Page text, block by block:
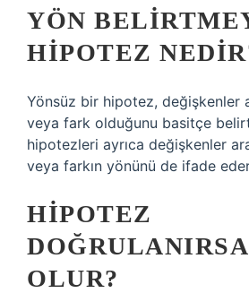
YÖN
HIPOTEZ
Yönsüz bir hipotez, değişkenler
veya fark olduğunu basitçe
hipotezleri ayrıca değişkenler
veya farkın yönünü de ifade
HIPOTEZ
OLUR?